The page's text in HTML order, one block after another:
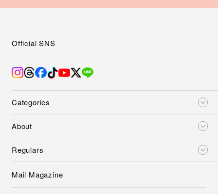
Categories
About
Regulars
Official SNS
Mail Magazine